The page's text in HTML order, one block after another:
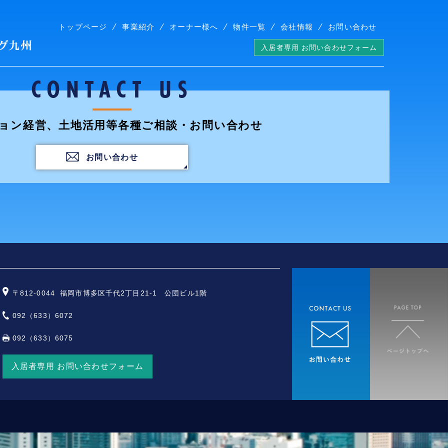
株式会社コープリビング九州
トップページ 事業紹介 オーナー様へ 物件一覧 会社情報 お問い合わせ
入居者専用 お問い合わせフォーム
CONTACT US
ン経営、土地活用等各種ご相談・お問い合わせ
お問い合わせ
〒812-0044 福岡市博多区千代2丁目21-1 公団ビル1階
092（633）6072
092（633）6075
入居者専用 お問い合わせフォーム